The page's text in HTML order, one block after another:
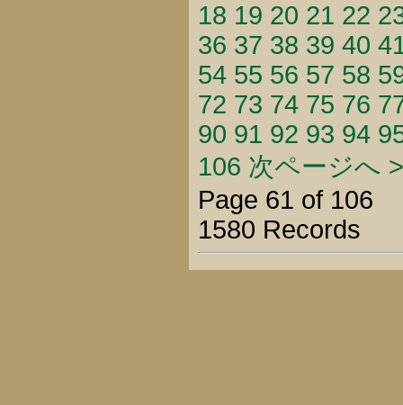
18 19 20 21 22
36 37 38 39 40
54 55 56 57 58
72 73 74 75 76
90 91 92 93 94
106 次ページへ
Page 61 of 106
1580 Records